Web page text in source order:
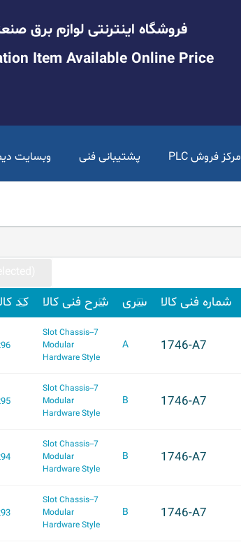
فروشگاه اینترنتی لوازم برق
Item Available Online Price
مرکز فروش PLC پشتیبانی فنی وبسایت
شماره فنی کالا سری شرح فنی کالا کد
1746-A7
A
7-Slot Chassis-
Modular
Hardware Style
1746-A7
B
7-Slot Chassis-
Modular
Hardware Style
1746-A7
B
7-Slot Chassis-
Modular
Hardware Style
1746-A7
B
7-Slot Chassis-
Modular
Hardware Style